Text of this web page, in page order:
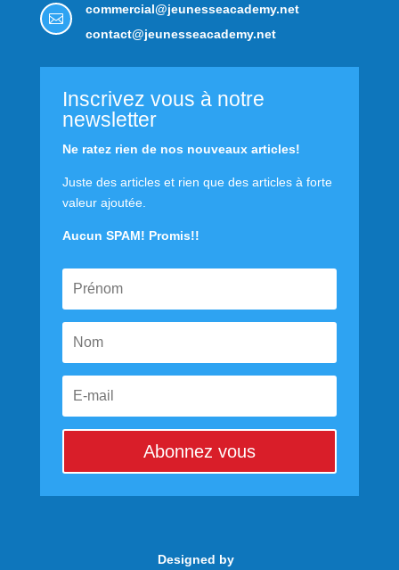

commercial@jeunesseacademy.net
contact@jeunesseacademy.net
Inscrivez vous à notre
newsletter
Ne ratez rien de nos nouveaux articles!
Juste des articles et rien que des articles à forte
valeur ajoutée.
Aucun SPAM! Promis!!
Abonnez vous
Designed by